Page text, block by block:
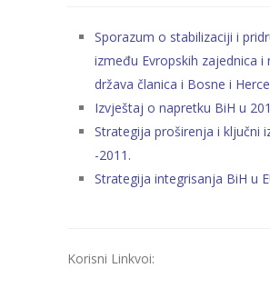
Sporazum o stabilizaciji i
između Evropskih zajednica i
država članica i Bosne i
Izvještaj o napretku BiH u
Strategija proširenja i ključni
-2011.
Strategija integrisanja BiH u
Korisni Linkvoi: